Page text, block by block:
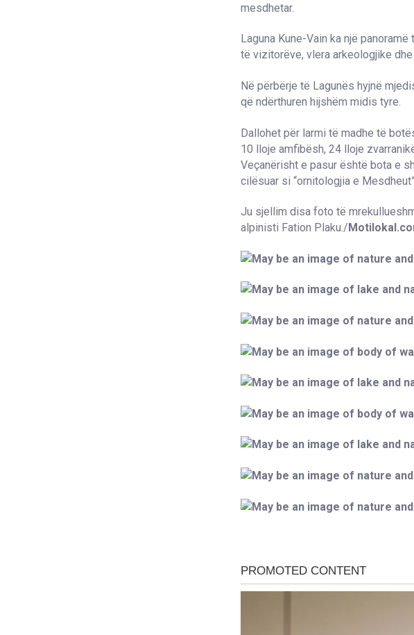
mesdhetar.
Laguna Kune-Vain ka një
të vizitorëve, vlera arkeologjike
Në përbërje të Lagunës hyjnë
që ndërthuren hijshëm midis tyre.
Dallohet për larmi të madhe të
10 lloje amfibësh, 24 lloje
Veçanërisht e pasur është bota e
cilësuar si “ornitologjia e
Ju sjellim disa foto të
alpinisti Fation Plaku./